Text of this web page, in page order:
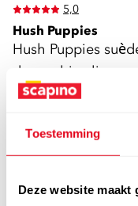
Toestemming
Deze website maakt
5,0
Hush Puppies
Hush Puppies
dames bio slippers
beige4999